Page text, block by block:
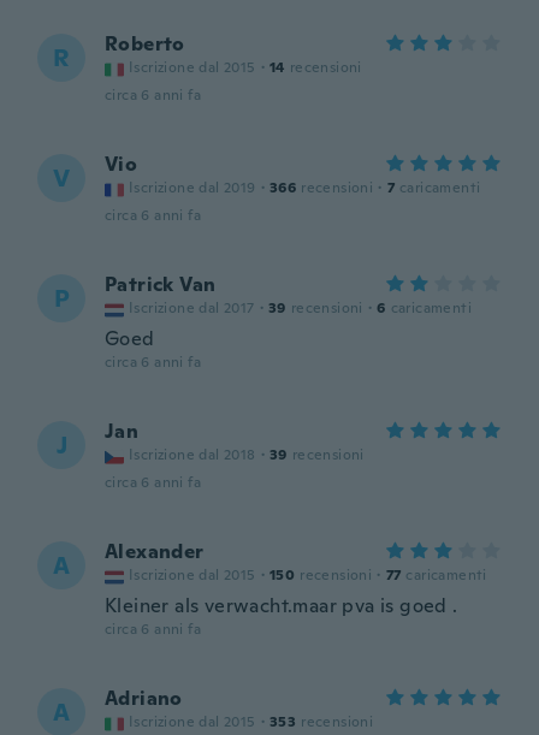
R Roberto
Iscrizione dal 2015 · 14 recensioni
circa 6 anni fa
V Vio
Iscrizione dal 2019 · 366 recensioni · 7 caricamenti
circa 6 anni fa
P Patrick Van
Iscrizione dal 2017 · 39 recensioni · 6 caricamenti
Goed
circa 6 anni fa
J Jan
Iscrizione dal 2018 · 39 recensioni
circa 6 anni fa
A Alexander
Iscrizione dal 2015 · 150 recensioni · 77 caricamenti
Kleiner als verwacht.maar pva is goed .
circa 6 anni fa
A Adriano
Iscrizione dal 2015 · 353 recensioni